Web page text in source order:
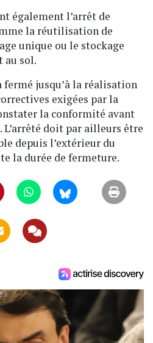
également l’arrêt de
la réutilisation de
unique ou le stockage
au sol.
fermé jusqu’à la réalisation
exigées par la
la conformité avant
doit par ailleurs être
depuis l’extérieur du
la durée de fermeture.